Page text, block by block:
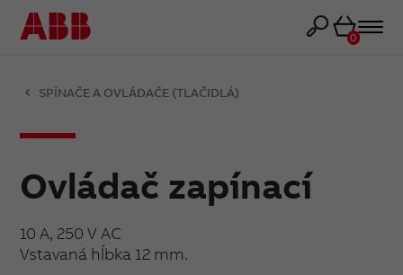
Košík
0
SPÍNAČE A OVLÁDAČE (TLAČIDLÁ)
Ovládač zapínací
10 A, 250 V AC
Vstavaná hĺbka 12 mm.